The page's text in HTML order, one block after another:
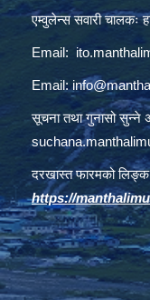
एम्वुलेन्स सवारी
Email:
Email:
सूचना तथा गुनासो सुन्ने
दरखास्त फारमको
https://